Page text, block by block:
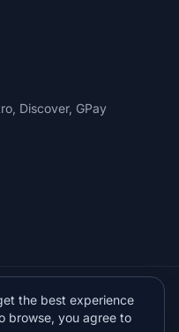
Discover, GPay
Brdo, Makarska
the best experience
browse, you agree to